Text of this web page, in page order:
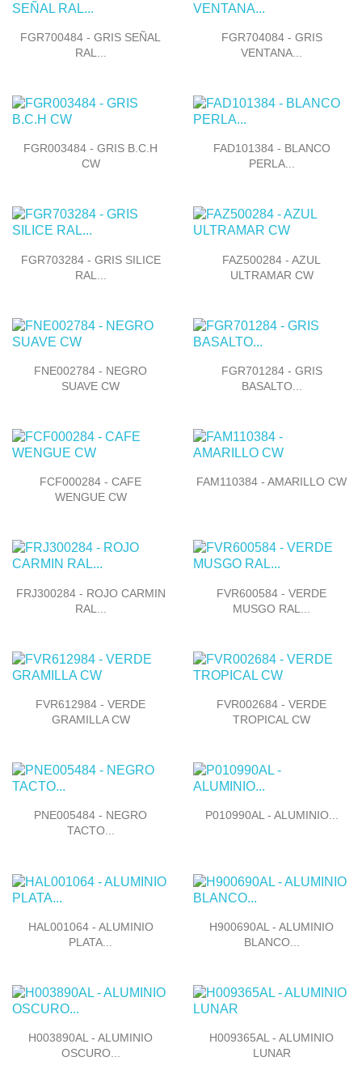
Vista rápida
FGR700484 - GRIS SEÑAL
RAL...
Vista rápida
FGR704084 - GRIS
VENTANA...
Vista rápida
FGR003484 - GRIS B.C.H
CW
Vista rápida
FAD101384 - BLANCO
PERLA...
Vista rápida
FGR703284 - GRIS SILICE
RAL...
Vista rápida
FAZ500284 - AZUL
ULTRAMAR CW
Vista rápida
FNE002784 - NEGRO
SUAVE CW
Vista rápida
FGR701284 - GRIS
BASALTO...
Vista rápida
FCF000284 - CAFE
WENGUE CW
Vista rápida
FAM110384 - AMARILLO CW
Vista rápida
FRJ300284 - ROJO CARMIN
RAL...
Vista rápida
FVR600584 - VERDE
MUSGO RAL...
Vista rápida
FVR612984 - VERDE
GRAMILLA CW
Vista rápida
FVR002684 - VERDE
TROPICAL CW
Vista rápida
PNE005484 - NEGRO
TACTO...
Vista rápida
P010990AL - ALUMINIO...
Vista rápida
HAL001064 - ALUMINIO
PLATA...
Vista rápida
H900690AL - ALUMINIO
BLANCO...
Vista rápida
H003890AL - ALUMINIO
OSCURO...
Vista rápida
H009365AL - ALUMINIO
LUNAR